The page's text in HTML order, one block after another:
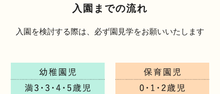
入園までの流れ
入園を検討する際は、必ず園見学をお願いいたします